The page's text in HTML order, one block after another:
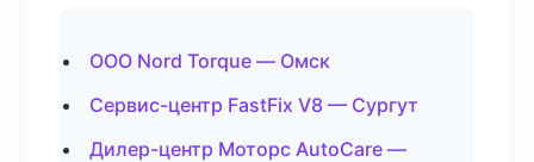
ООО Nord Torque — Омск
Сервис-центр FastFix V8 — Сургут
Дилер-центр Моторс AutoCare —